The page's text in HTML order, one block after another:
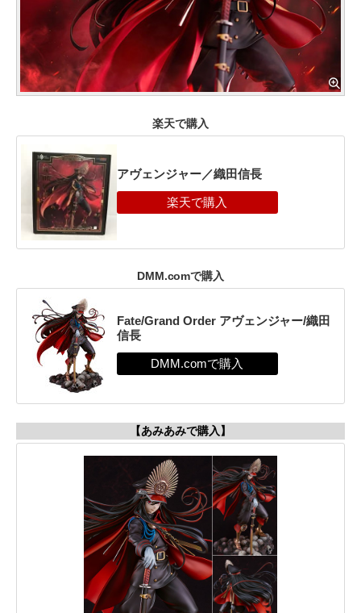
楽天で購入
アヴェンジャー／織田信長
DMM.comで購入
Fate/Grand Order アヴェンジャー/織田
信長
【あみあみで購入】